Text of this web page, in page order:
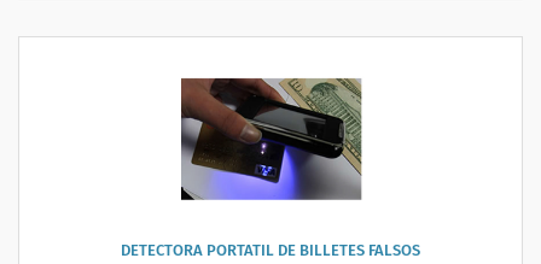
DETECTORA PORTATIL DE BILLETES FALSOS